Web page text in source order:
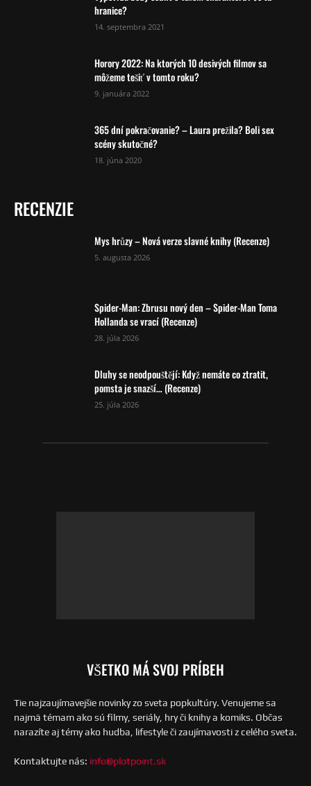
hranice?
14. septembra 2021
Horory 2022: Na ktorých 10 desivých filmov sa
môžeme tešiť v tomto roku?
9. januára 2022
365 dní pokračovanie? – Laura prežila? Boli sex
scény skutočné?
18. júna 2020
RECENZIE
Mys hrůzy – Nová verze slavné knihy (Recenze)
5. augusta 2026
Spider-Man: Zbrusu nový den – Spider-Man Toma
Hollanda se vrací (Recenze)
28. júla 2026
Dluhy se neodpouštějí: Když nemáte co ztratit,
pomsta je snazší… (Recenze)
25. júla 2026
VŠETKO MÁ SVOJ PRÍBEH
Tie najzaujímavejšie novinky zo sveta popkultúry. Venujeme sa
najmä témam ako sú filmy, seriály, hry či knihy a komiks. Občas
narazíte aj témy ako hudba, lifestyle či zaujímavosti z celého sveta.
Kontaktujte nás: info@plotpoint.sk